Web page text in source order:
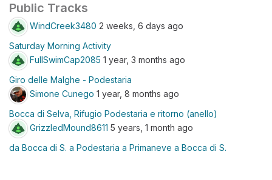
Public Tracks
WindCreek3480 2 weeks, 6 days ago
Saturday Morning Activity
FullSwimCap2085 1 year, 3 months ago
Giro delle Malghe - Podestaria
Simone Cunego 1 year, 8 months ago
Bocca di Selva, Rifugio Podestaria e ritorno (anello)
GrizzledMound8611 5 years, 1 month ago
da Bocca di S. a Podestaria a Primaneve a Bocca di S.